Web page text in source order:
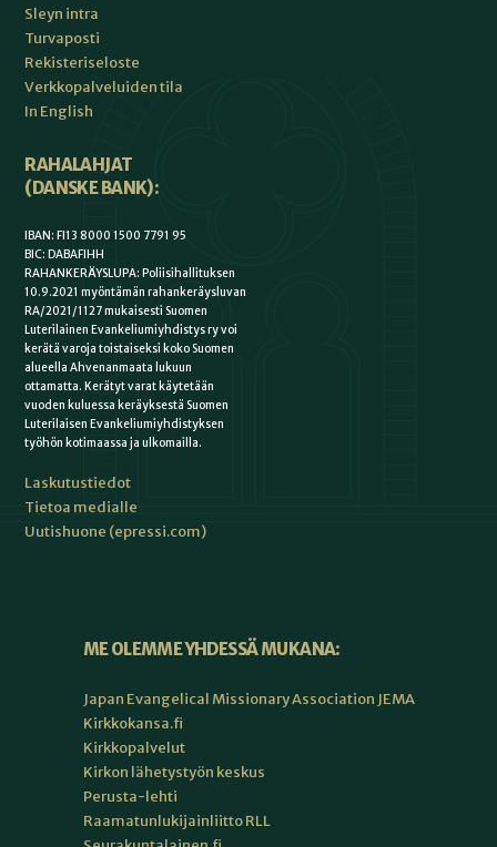
Sleyn intra
Turvaposti
Rekisteriseloste
Verkkopalveluiden tila
In English
RAHALAHJAT
(DANSKE BANK):
IBAN: FI13 8000 1500 7791 95
BIC: DABAFIHH
RAHANKERÄYSLUPA: Poliisihallituksen
10.9.2021 myöntämän rahankeräysluvan
RA/2021/1127 mukaisesti Suomen
Luterilainen Evankeliumiyhdistys ry voi
kerätä varoja toistaiseksi koko Suomen
alueella Ahvenanmaata lukuun
ottamatta. Kerätyt varat käytetään
vuoden kuluessa keräyksestä Suomen
Luterilaisen Evankeliumiyhdistyksen
työhön kotimaassa ja ulkomailla.
Laskutustiedot
Tietoa medialle
Uutishuone (epressi.com)
ME OLEMME YHDESSÄ MUKANA:
Japan Evangelical Missionary Association JEMA
Kirkkokansa.fi
Kirkkopalvelut
Kirkon lähetystyön keskus
Perusta-lehti
Raamatunlukijainliitto RLL